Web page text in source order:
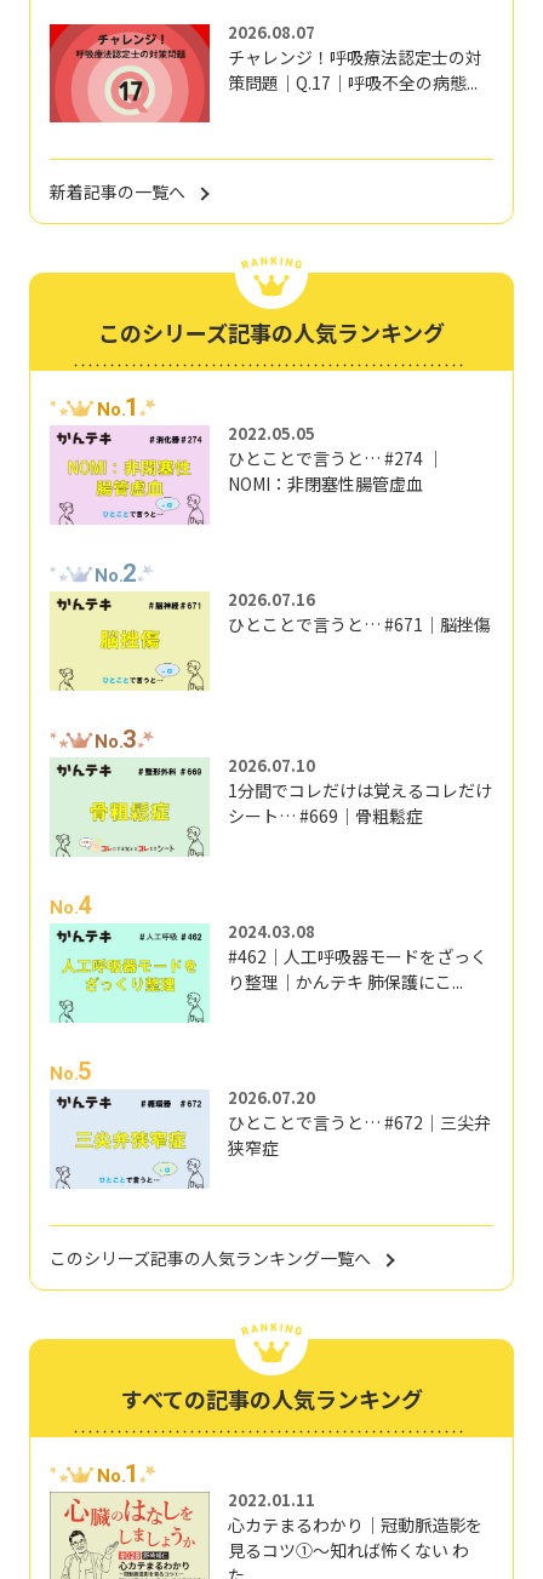
2026.08.07
チャレンジ！呼吸療法認定士の対
策問題｜Q.17｜呼吸不全の病態...
新着記事の一覧へ
このシリーズ記事の人気ランキング
No.1
2022.05.05
ひとことで言うと… #274 ｜
NOMI：非閉塞性腸管虚血
No.2
2026.07.16
ひとことで言うと… #671｜脳挫傷
No.3
2026.07.10
1分間でコレだけは覚えるコレだけ
シート… #669｜骨粗鬆症
No.4
2024.03.08
#462｜人工呼吸器モードをざっく
り整理｜かんテキ 肺保護にこ...
No.5
2026.07.20
ひとことで言うと… #672｜三尖弁
狭窄症
このシリーズ記事の人気ランキング一覧へ
すべての記事の人気ランキング
No.1
2022.01.11
心カテまるわかり｜冠動脈造影を
見るコツ①～知れば怖くない わ